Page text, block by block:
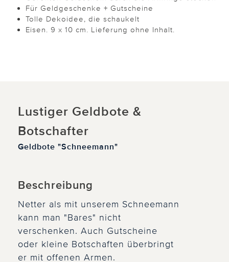
Für Geldgeschenke + Gutscheine
Tolle Dekoidee, die schaukelt
Eisen. 9 x 10 cm. Lieferung ohne Inhalt.
Lustiger Geldbote &
Botschafter
Geldbote "Schneemann"
Beschreibung
Netter als mit unserem Schneemann
kann man "Bares" nicht
verschenken. Auch Gutscheine
oder kleine Botschaften überbringt
er mit offenen Armen.